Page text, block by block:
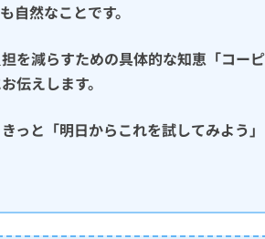
自然なことです。
を減らすための具体的な知恵「コー
伝えします。
っと「明日からこれを試してみよう